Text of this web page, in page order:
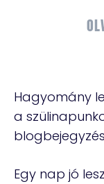
Hagyomány
a
Egy nap jó